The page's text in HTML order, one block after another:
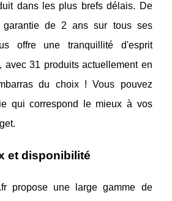
dans les plus brefs délais. De
de 2 ans sur tous ses
offre une tranquillité d'esprit
avec 31 produits actuellement en
du choix ! Vous pouvez
qui correspond le mieux à vos
et disponibilité
propose une large gamme de